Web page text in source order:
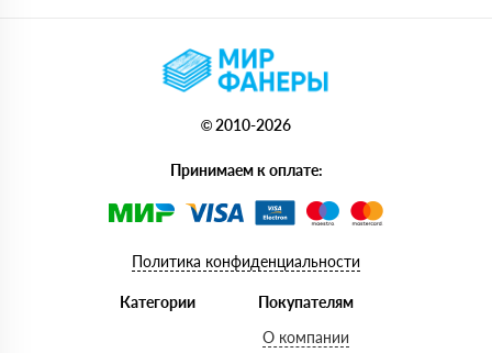
© 2010-2026
Принимаем к оплате:
Политика конфиденциальности
Категории
Покупателям
О компании